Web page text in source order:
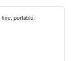
portable,